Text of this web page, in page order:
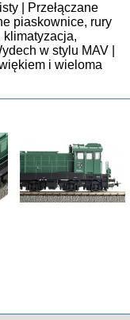
| Przełączane
piaskownice, rury
w stylu MAV |
i wieloma